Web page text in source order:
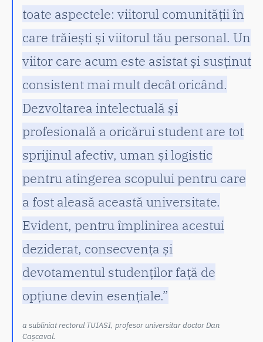
toate aspectele: viitorul comunității în
care trăiești și viitorul tău personal. Un
viitor care acum este asistat și susținut
consistent mai mult decât oricând.
Dezvoltarea intelectuală și
profesională a oricărui student are tot
sprijinul afectiv, uman și logistic
pentru atingerea scopului pentru care
a fost aleasă această universitate.
Evident, pentru împlinirea acestui
deziderat, consecvența și
devotamentul studenților față de
opțiune devin esențiale.”
a subliniat rectorul TUIASI, profesor universitar doctor Dan
Cașcaval.